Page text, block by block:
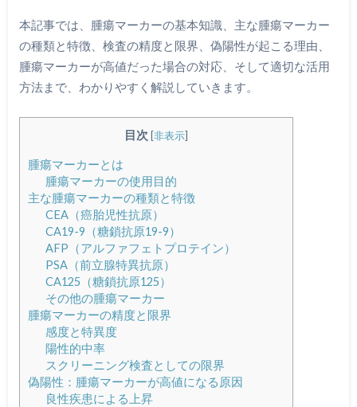
本記事では、腫瘍マーカーの基本知識、主な腫瘍マーカー
の種類と特徴、検査の精度と限界、偽陽性が起こる理由、
腫瘍マーカーが高値だった場合の対応、そして適切な活用
方法まで、わかりやすく解説していきます。
目次 [非表示]
腫瘍マーカーとは
腫瘍マーカーの使用目的
主な腫瘍マーカーの種類と特徴
CEA（癌胎児性抗原）
CA19-9（糖鎖抗原19-9）
AFP（アルファフェトプロテイン）
PSA（前立腺特異抗原）
CA125（糖鎖抗原125）
その他の腫瘍マーカー
腫瘍マーカーの精度と限界
感度と特異度
陽性的中率
スクリーニング検査としての限界
偽陽性：腫瘍マーカーが高値になる原因
良性疾患による上昇